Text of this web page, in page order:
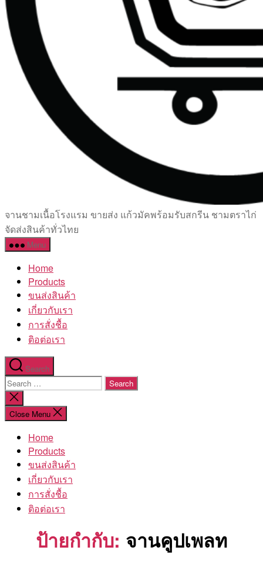
เซรามิค
ครบ
ครัน
โรงงาน
จานชามเนื้อโรงแรม ขายส่ง แก้วมัคพร้อมรับสกรีน ชามตราไก่
จัดส่งสินค้าทั่วไทย
Menu
Home
Products
ขนส่งสินค้า
เกี่ยวกับเรา
การสั่งชื้อ
ติอต่อเรา
Search
Search
for:
Close
search
Close Menu
Home
Products
ขนส่งสินค้า
เกี่ยวกับเรา
การสั่งชื้อ
ติอต่อเรา
ป้ายกำกับ: จานคูปเพลท